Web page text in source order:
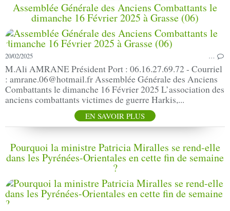
Assemblée Générale des Anciens Combattants le
dimanche 16 Février 2025 à Grasse (06)
20/02/2025 …
M.Ali AMRANE Président Port : 06.16.27.69.72 - Courriel
: amrane.06@hotmail.fr Assemblée Générale des Anciens
Combattants le dimanche 16 Février 2025 L’association des
anciens combattants victimes de guerre Harkis,...
EN SAVOIR PLUS
Pourquoi la ministre Patricia Miralles se rend-elle
dans les Pyrénées-Orientales en cette fin de semaine
?